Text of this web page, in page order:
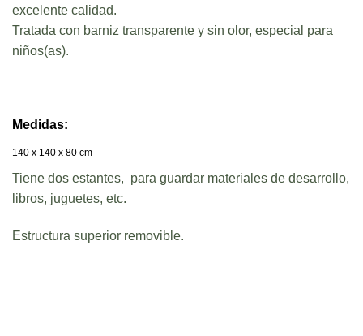
excelente calidad.
Tratada con barniz transparente y sin olor, especial para
niños(as).
Medidas:
140 x 140 x 80 cm
Tiene dos estantes, para guardar materiales de desarrollo,
libros, juguetes, etc.
Estructura superior removible.